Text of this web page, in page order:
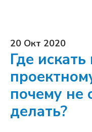
20 Окт 2020
Где
почему не
делать?